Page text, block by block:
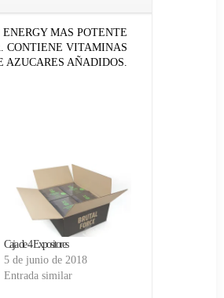
MAS POTENTE
CONTIENE VITAMINAS
AÑADIDOS.
Caja de 4 Expositores
5 de junio de 2018
Entrada similar